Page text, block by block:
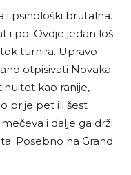
i psihološki brutalna.
i po. Ovdje jedan loš
turnira. Upravo
otpisivati Novaka
kao ranije,
prije pet ili šest
i dalje ga drži
Posebno na Grand